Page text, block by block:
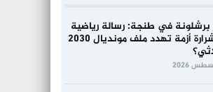
برشلونة في طنجة: رسالة رياضية
أم شرارة أزمة تهدد ملف مونديال 2030